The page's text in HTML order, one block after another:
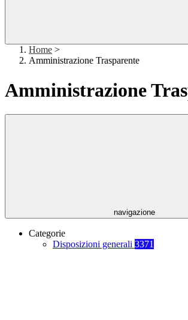
Home >
Amministrazione Trasparente
Amministrazione
navigazione
Categorie
Disposizioni generali 3371